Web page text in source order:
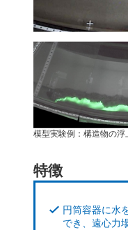
模型実験例：構造物の
特徴
円筒容器に水
でき、遠心力